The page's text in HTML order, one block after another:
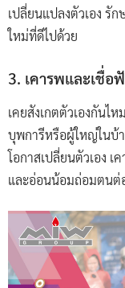
เปลี่ยนแปลงตัวเอง รั
ใหม่ที่ดีไปด้วย
3. เคารพและเชื่อ
เคยสังเกตตัวเองกันไ
บุพการีหรือผู้ใหญ่ในบ้
โอกาสเปลี่ยนตัวเอง
และอ่อนน้อมถ่อมตนต่